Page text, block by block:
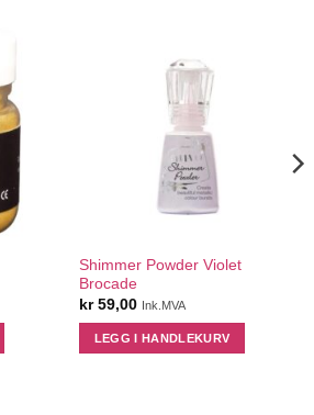
Shimmer Powder Violet
Brocade
kr59,00 Ink.MVA
LEGG I HANDLEKURV